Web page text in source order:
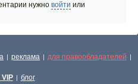
нужно войти или
| реклама | для правообладателей |
| блог